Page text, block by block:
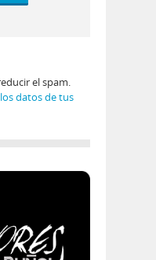
el spam.
datos de tus